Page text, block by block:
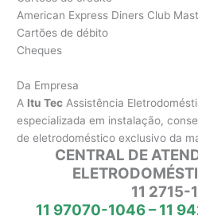
American Express Diners Club
Cartões de débito
Cheques
Da Empresa
A Itu Tec Assistência
especializada em instalação,
de eletrodoméstico exclusivo da
CENTRAL DE
11 2715-
11 97070-1046 – 11